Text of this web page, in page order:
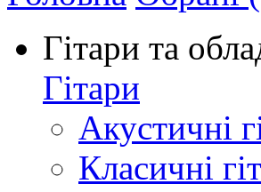
Гітари та
Гітари
Акустичні
Класичні